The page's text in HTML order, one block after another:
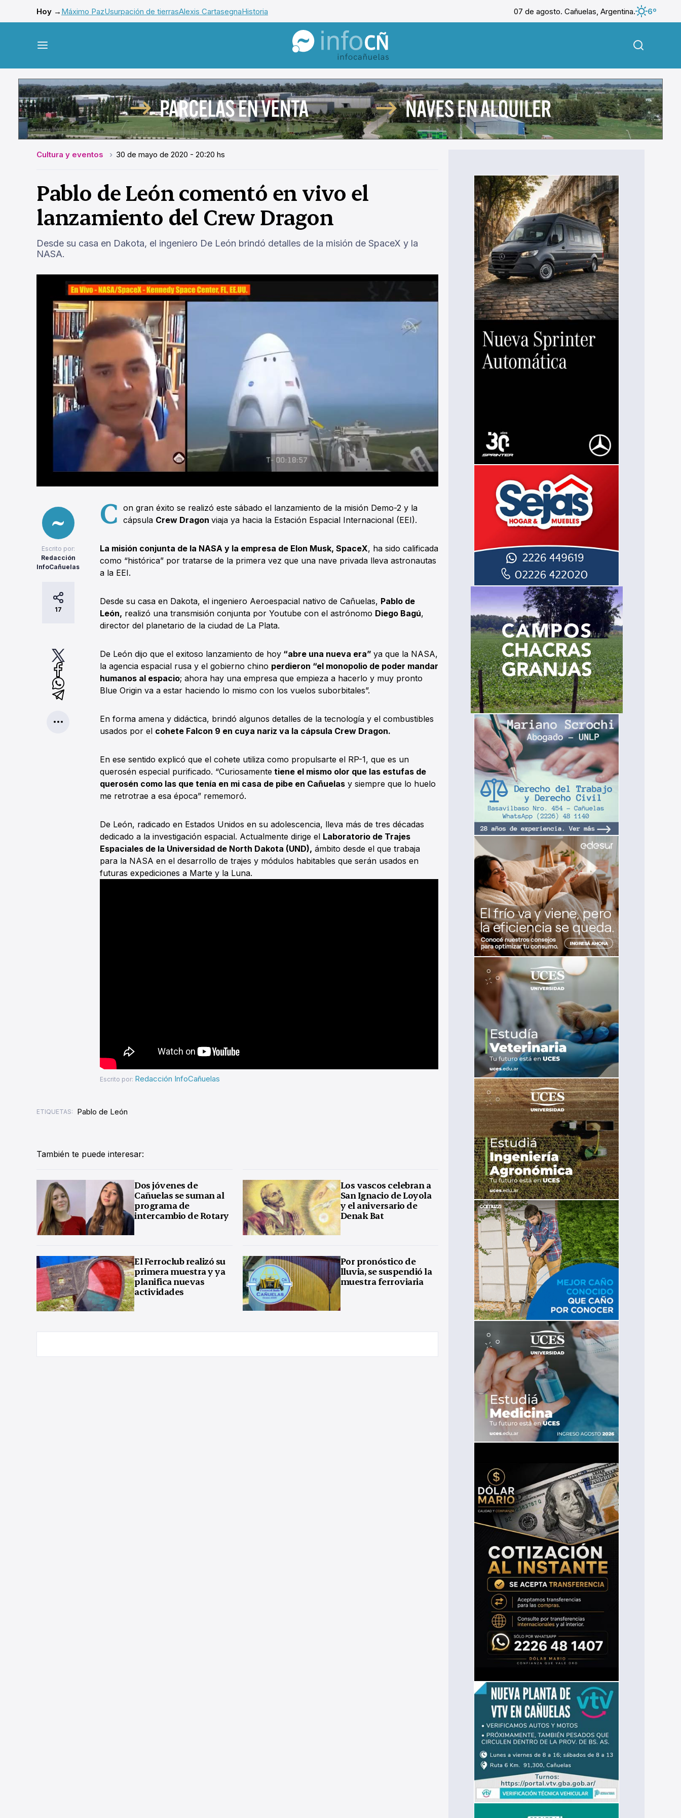
Hoy → Máximo PazUsurpación de tierrasAlexis CartasegnaHistoria 07 de agosto. Cañuelas, Argentina.
6º
InfoCañuelas
Cultura y eventos 30 de mayo de 2020 - 20:20 hs
Pablo de León comentó en vivo el
lanzamiento del Crew Dragon
Desde su casa en Dakota, el ingeniero De León brindó detalles de la misión de SpaceX y la
NASA.
Escrito por:
Redacción
InfoCañuelas
17
C
on gran éxito se realizó este sábado el lanzamiento de la misión Demo-2 y la
cápsula Crew Dragonviaja ya hacia la Estación Espacial Internacional (EEI).
La misión conjunta de la NASA y la empresa de Elon Musk, SpaceX, ha sido calificada
como “histórica” por tratarse de la primera vez que una nave privada lleva astronautas
a la EEI.
Desde su casa en Dakota, el ingeniero Aeroespacial nativo de Cañuelas, Pablo de
León, realizó una transmisión conjunta por Youtube con el astrónomo Diego Bagú,
director del planetario de la ciudad de La Plata.
De León dijo que el exitoso lanzamiento de hoy “abre una nueva era” ya que la NASA,
la agencia espacial rusa y el gobierno chino perdieron “el monopolio de poder mandar
humanos al espacio; ahora hay una empresa que empieza a hacerlo y muy pronto
Blue Origin va a estar haciendo lo mismo con los vuelos suborbitales”.
En forma amena y didáctica, brindó algunos detalles de la tecnología y el combustibles
usados por el cohete Falcon 9 en cuya nariz va la cápsula Crew Dragon.
En ese sentido explicó que el cohete utiliza como propulsarte el RP-1, que es un
querosén especial purificado. “Curiosamente tiene el mismo olor que las estufas de
querosén como las que tenía en mi casa de pibe en Cañuelas y siempre que lo huelo
me retrotrae a esa época” rememoró.
De León, radicado en Estados Unidos en su adolescencia, lleva más de tres décadas
dedicado a la investigación espacial. Actualmente dirige el Laboratorio de Trajes
Espaciales de la Universidad de North Dakota (UND), ámbito desde el que trabaja
para la NASA en el desarrollo de trajes y módulos habitables que serán usados en
futuras expediciones a Marte y la Luna.
Escrito por: Redacción InfoCañuelas
ETIQUETAS: Pablo de León
También te puede interesar:
Dos jóvenes de
Cañuelas se suman al
programa de
intercambio de Rotary
Los vascos celebran a
San Ignacio de Loyola
y el aniversario de
Denak Bat
El Ferroclub realizó su
primera muestra y ya
planifica nuevas
actividades
Por pronóstico de
lluvia, se suspendió la
muestra ferroviaria